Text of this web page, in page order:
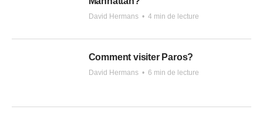
David Hermans • 4 min de lecture
Comment visiter Paros?
David Hermans • 6 min de lecture